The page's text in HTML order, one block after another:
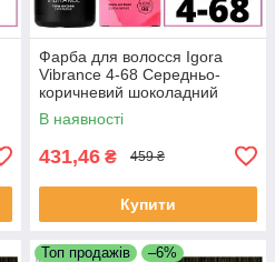
Фарба для волосся Igora
Vibrance 4-68 Середньо-
коричневий шоколадний
червоний 60 мл
В наявності
431,46 ₴ 459 ₴
Купити
Топ продажів –6%